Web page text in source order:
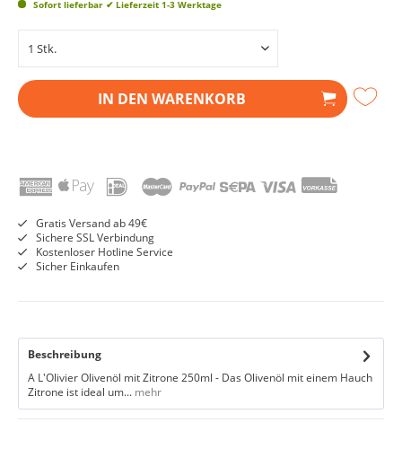
Sofort lieferbar ✔ Lieferzeit 1-3 Werktage
IN DEN WARENKORB
Gratis Versand ab 49€
Sichere SSL Verbindung
Kostenloser Hotline Service
Sicher Einkaufen
Beschreibung
A L'Olivier Olivenöl mit Zitrone 250ml - Das Olivenöl mit einem Hauch
Zitrone ist ideal um... mehr